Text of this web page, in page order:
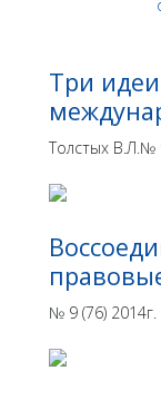
Три
Толстых В.Л.№
№ 9 (76) 2014г.